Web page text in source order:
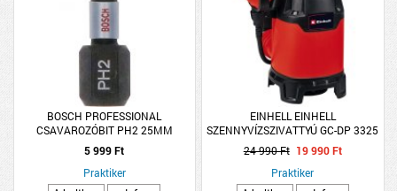
BOSCH PROFESSIONAL
CSAVAROZÓBIT PH2 25MM
25DB/CSOMAG IMPACT
5 999 Ft
Praktiker
EINHELL EINHELL
SZENNYVÍZSZIVATTYÚ GC-DP 3325
330W 6M
24 990 Ft 19 990 Ft
Praktiker